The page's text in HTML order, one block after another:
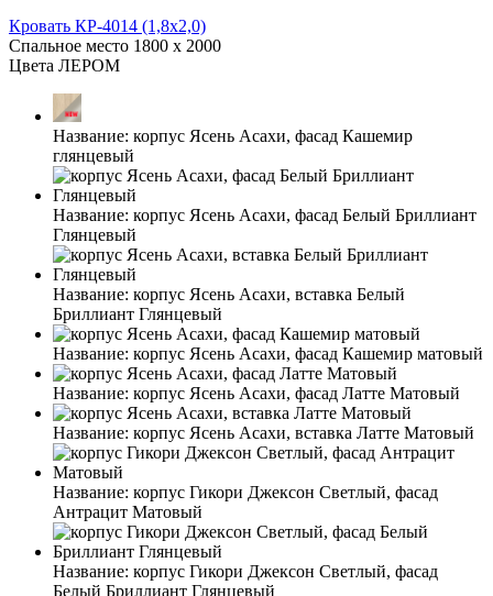
Кровать КР-4014 (1,8x2,0)
Спальное место 1800 x 2000
Цвета ЛЕРОМ
Название: корпус Ясень Асахи, фасад Кашемир
глянцевый
Название: корпус Ясень Асахи, фасад Белый Бриллиант
Глянцевый
Название: корпус Ясень Асахи, вставка Белый
Бриллиант Глянцевый
Название: корпус Ясень Асахи, фасад Кашемир матовый
Название: корпус Ясень Асахи, фасад Латте Матовый
Название: корпус Ясень Асахи, вставка Латте Матовый
Название: корпус Гикори Джексон Светлый, фасад
Антрацит Матовый
Название: корпус Гикори Джексон Светлый, фасад
Белый Бриллиант Глянцевый